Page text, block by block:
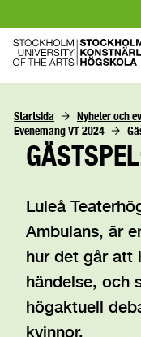
Startsida Nyheter och
Evenemang VT 2024
Luleå
Ambulans, är
hur det går att
händelse, och
högaktuell
kvinnor.